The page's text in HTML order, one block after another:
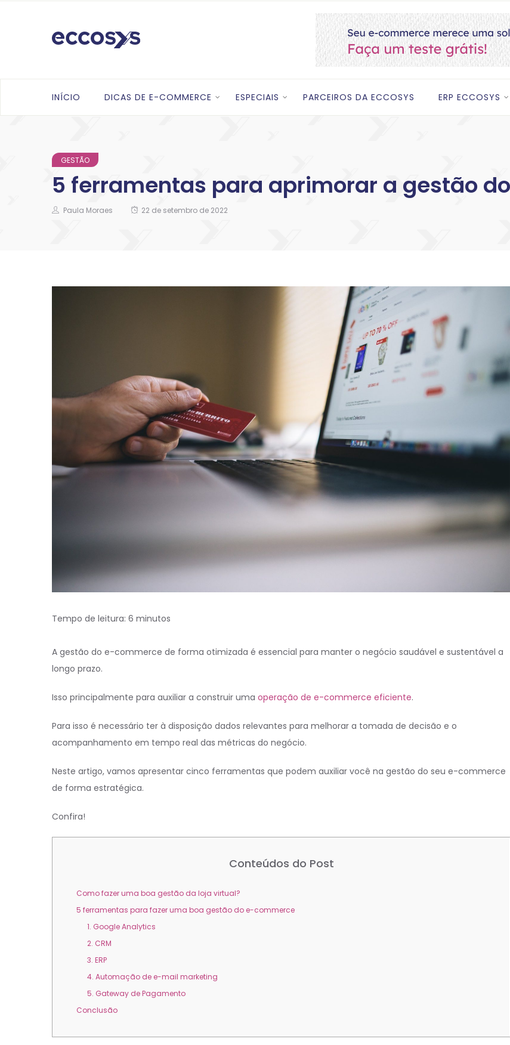
INÍCIO DICAS DE E-COMMERCE ESPECIAIS PARCEIROS DA ECCOSYS ERP ECCOSYS
GESTÃO
5 ferramentas para aprimorar a gestão
Paula Moraes 22 de setembro de 2022
Tempo de leitura: 6 minutos
A gestão do e-commerce de forma otimizada é essencial para manter o negócio saudável e sustentável a
longo prazo.
Isso principalmente para auxiliar a construir uma operação de e-commerce eficiente.
Para isso é necessário ter à disposição dados relevantes para melhorar a tomada de decisão e o
acompanhamento em tempo real das métricas do negócio.
Neste artigo, vamos apresentar cinco ferramentas que podem auxiliar você na gestão do seu e-commerce
de forma estratégica.
Confira!
Conteúdos do Post
Como fazer uma boa gestão da loja virtual?
5 ferramentas para fazer uma boa gestão do e-commerce
1. Google Analytics
2. CRM
3. ERP
4. Automação de e-mail marketing
5. Gateway de Pagamento
Conclusão